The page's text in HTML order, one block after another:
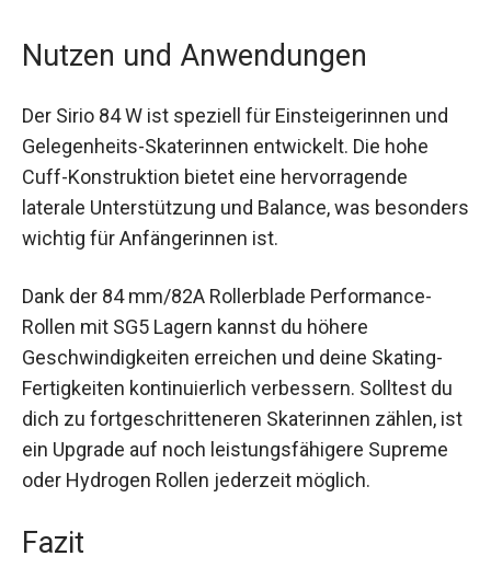
Nutzen und Anwendungen
Gelegenheits-Skaterinnen entwickelt. Die hohe
Cuff-Konstruktion bietet eine hervorragende
laterale Unterstützung und Balance, was
besonders wichtig für Anfängerinnen ist.
Rollen mit SG5 Lagern kannst du höhere
Geschwindigkeiten erreichen und deine Skating-
Fertigkeiten kontinuierlich verbessern. Solltest du
dich zu fortgeschritteneren Skaterinnen zählen,
ist ein Upgrade auf noch leistungsfähigere
Supreme oder Hydrogen Rollen jederzeit
möglich.
Fazit